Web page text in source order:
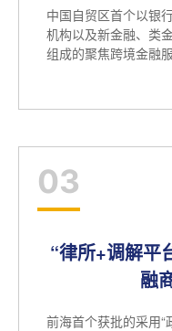
中国自贸区首个以银
机构以及新金融、类
组成的聚焦跨境金融
03
“律所+调解平
融
前海首个获批的采用